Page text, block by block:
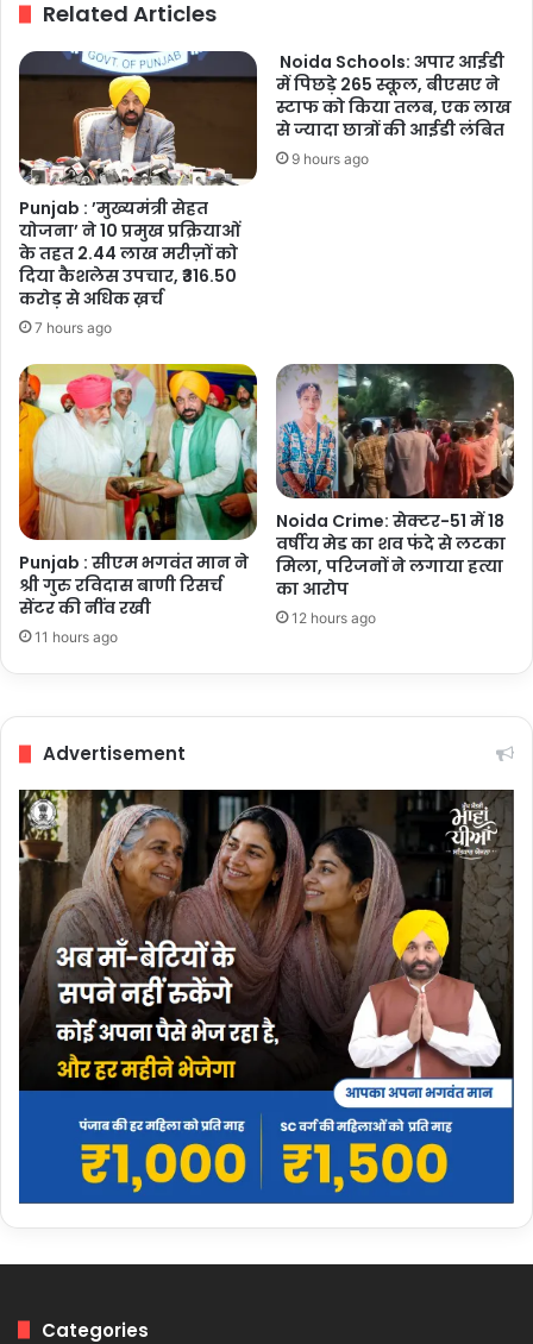
कानून
में
Related Articles
Punjab : ’मुख्यमंत्री सेहत
योजना’ ने 10 प्रमुख प्रक्रियाओं
के तहत 2.44 लाख मरीज़ों को
दिया कैशलेस उपचार, ₹316.50
करोड़ से अधिक ख़र्च
7 hours ago
Noida Schools: अपार आईडी
में पिछड़े 265 स्कूल, बीएसए ने
स्टाफ को किया तलब, एक लाख
से ज्यादा छात्रों की आईडी लंबित
9 hours ago
Punjab : सीएम भगवंत मान ने
श्री गुरु रविदास बाणी रिसर्च
सेंटर की नींव रखी
11 hours ago
Noida Crime: सेक्टर-51 में 18
वर्षीय मेड का शव फंदे से लटका
मिला, परिजनों ने लगाया हत्या
का आरोप
12 hours ago
Advertisement
Categories